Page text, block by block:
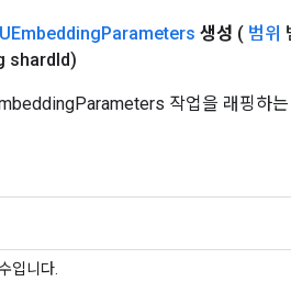
Parameters 생성 ( 범위
shardId)
작업을 래핑하
입니다.